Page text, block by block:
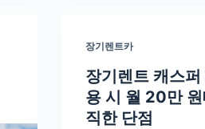
장기렌트카
장기렌트 캐스
용 시 월 20만
직한 단점